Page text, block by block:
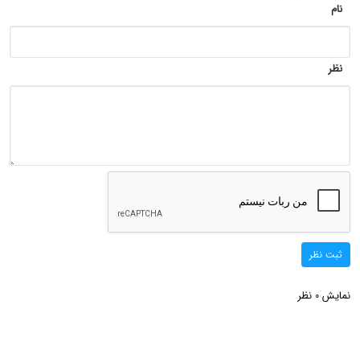
نام
نظر
ثبت نظر
نمایش 0 نظر